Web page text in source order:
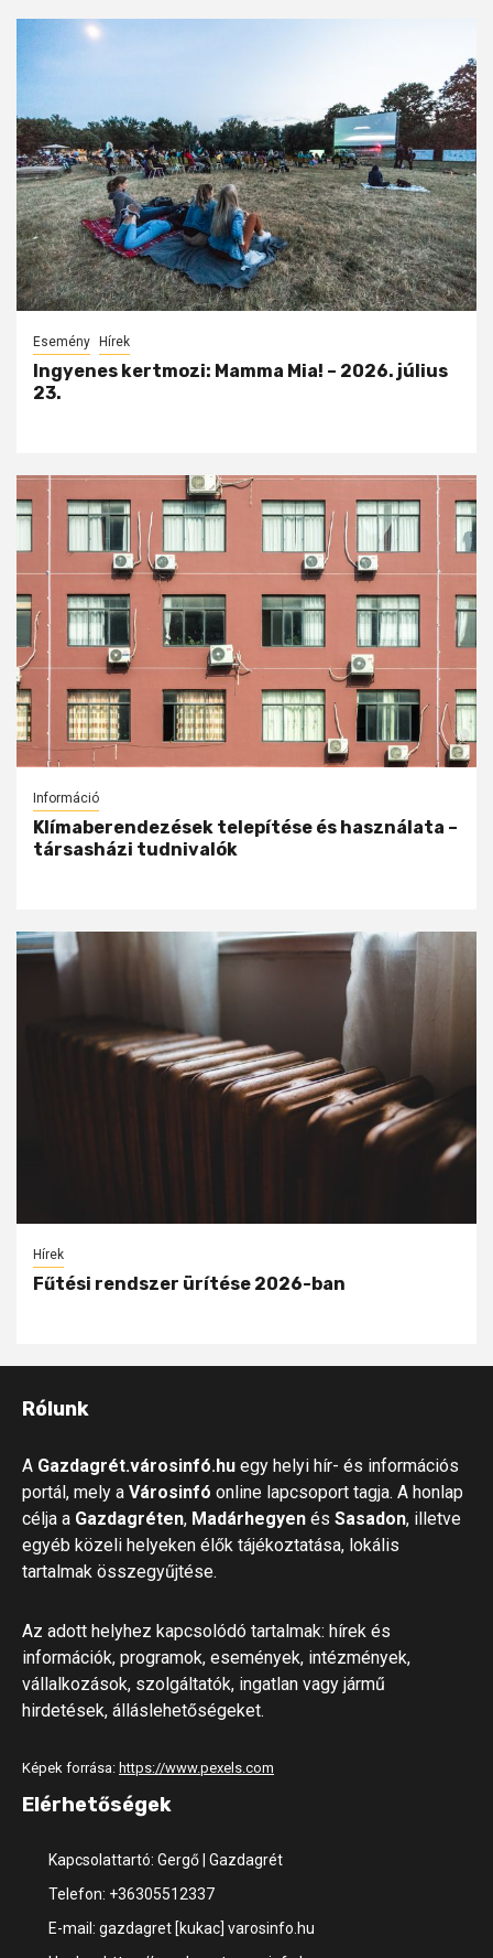
Esemény Hírek
Ingyenes kertmozi: Mamma Mia! – 2026. július
23.
Információ
Klímaberendezések telepítése és használata –
társasházi tudnivalók
Hírek
Fűtési rendszer ürítése 2026-ban
Rólunk
A Gazdagrét.városinfó.hu egy helyi hír- és információs
portál, mely a Városinfó online lapcsoport tagja. A honlap
célja a Gazdagréten, Madárhegyen és Sasadon, illetve
egyéb közeli helyeken élők tájékoztatása, lokális
tartalmak összegyűjtése.
Az adott helyhez kapcsolódó tartalmak: hírek és
információk, programok, események, intézmények,
vállalkozások, szolgáltatók, ingatlan vagy jármű
hirdetések, álláslehetőségeket.
Képek forrása: https://www.pexels.com
Elérhetőségek
Kapcsolattartó: Gergő | Gazdagrét
Telefon: +36305512337
E-mail: gazdagret [kukac] varosinfo.hu